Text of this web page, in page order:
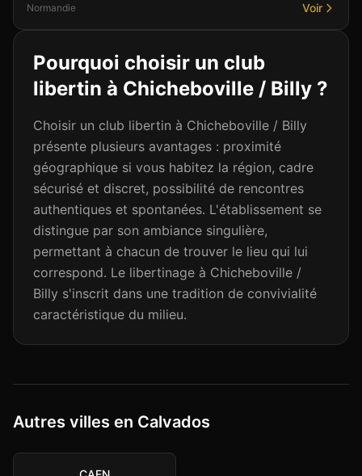
Normandie Voir
Pourquoi choisir un club
libertin à Chicheboville / Billy ?
Choisir un club libertin à Chicheboville / Billy
présente plusieurs avantages : proximité
géographique si vous habitez la région, cadre
sécurisé et discret, possibilité de rencontres
authentiques et spontanées. L'établissement se
distingue par son ambiance singulière,
permettant à chacun de trouver le lieu qui lui
correspond. Le libertinage à Chicheboville /
Billy s'inscrit dans une tradition de convivialité
caractéristique du milieu.
Autres villes en Calvados